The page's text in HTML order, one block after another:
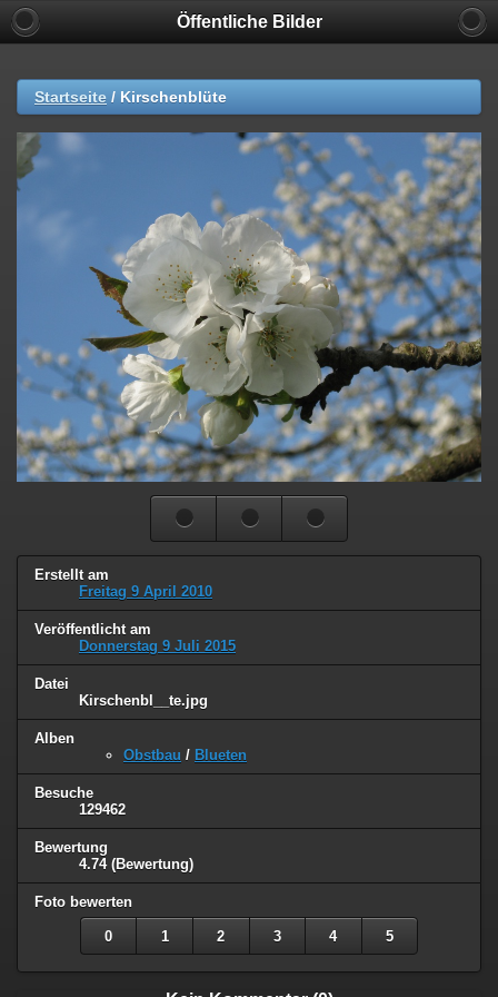
Öffentliche Bilder
Startseite / Kirschenblüte
Erstellt am
Freitag 9 April 2010
Veröffentlicht am
Donnerstag 9 Juli 2015
Datei
Kirschenbl__te.jpg
Alben
Obstbau / Blueten
Besuche
129462
Bewertung
4.74 (Bewertung)
Foto bewerten
0 1 2 3 4 5